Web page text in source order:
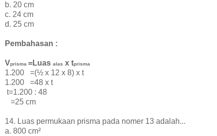
b. 20 cm
c. 24 cm
d. 25 cm
Pembahasan :
Vprisma =Luas alas x tprisma
1.200 =(½ x 12 x 8) x t
1.200 =48 x t
t=1.200 : 48
=25 cm
14. Luas permukaan prisma pada nomer 13 adalah...
a. 800 cm²